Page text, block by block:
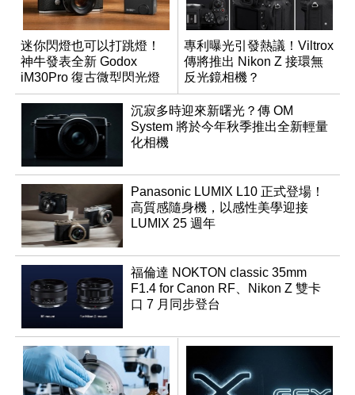
迷你閃燈也可以打跳燈！
神牛發表全新 Godox
iM30Pro 復古微型閃光燈
專利曝光引發熱議！Viltrox
傳將推出 Nikon Z 接環無
反光鏡相機？
沉寂多時迎來新曙光？傳 OM
System 將於今年秋季推出全新輕量
化相機
Panasonic LUMIX L10 正式登場！
高質感隨身機，以感性美學迎接
LUMIX 25 週年
福倫達 NOKTON classic 35mm
F1.4 for Canon RF、Nikon Z 雙卡
口 7 月同步登台